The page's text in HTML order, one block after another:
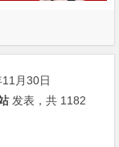
月30日
发表，共 1182